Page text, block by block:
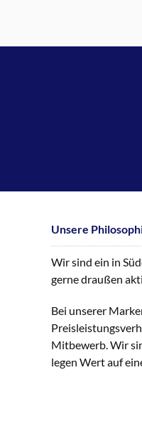
Unsere
Wir sind ein in
gerne draußen
Bei unserer
Mitbewerb. Wir
legen Wert auf